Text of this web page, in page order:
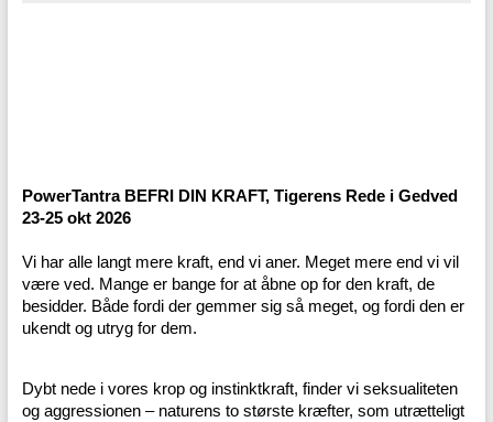
PowerTantra BEFRI DIN KRAFT, Tigerens Rede i Gedved
23-25 okt 2026
Vi har alle langt mere kraft, end vi aner. Meget mere end vi vil
være ved. Mange er bange for at åbne op for den kraft, de
besidder. Både fordi der gemmer sig så meget, og fordi den er
ukendt og utryg for dem.
Dybt nede i vores krop og instinktkraft, finder vi seksualiteten
og aggressionen – naturens to største kræfter, som utrætteligt